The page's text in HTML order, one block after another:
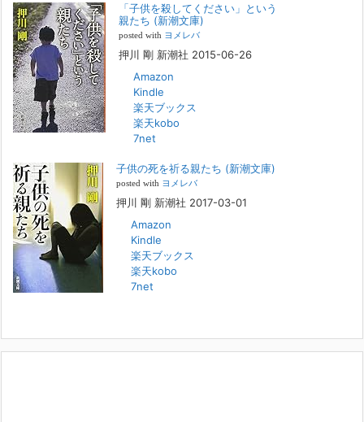
『「子供を殺してください」という親たち』では、先月まで、10代の対
象者をテーマにした回、「ケース19 奴隷化する親たち」をお送りして
いました。こちらは、最終話をコミックバンチWebで読むことができま
す[...]
FBS福岡放送『目撃者f』出演情報
2022年2月27日
本日（日曜）深夜1時25分～FBS福岡放送『目撃者f』で、（株）トキワ
されます。「俺がつなげてやる～コワモテ“説得屋”の生き様～」続きを
[...]
人と“直接”向き合うことの価値
2022年1月14日
2022年になりました。すでに言い尽くされていることではありますが、
コロナ禍は、日々の生活や生き方そのものを考える機会となりました。
「人に会う」こと一つをとっても、実はさして必要のなかった付き合い
「子供を殺してください」という
親たち (新潮文庫)
posted with ヨメレバ
押川 剛 新潮社 2015-06-26
Amazon
Kindle
楽天ブックス
楽天kobo
7net
子供の死を祈る親たち (新潮文庫)
posted with ヨメレバ
押川 剛 新潮社 2017-03-01
Amazon
Kindle
楽天ブックス
楽天kobo
7net